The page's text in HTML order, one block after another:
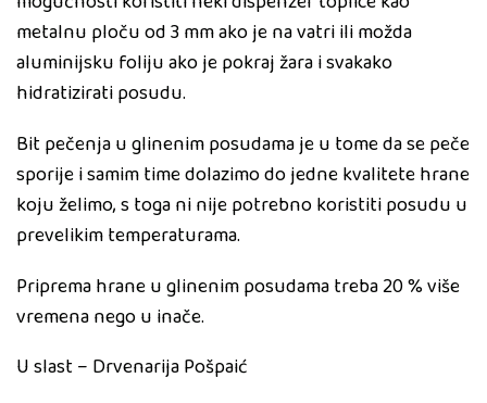
metalnu ploču od 3 mm ako je na vatri ili možda
aluminijsku foliju ako je pokraj žara i svakako
hidratizirati posudu.
Bit pečenja u glinenim posudama je u tome da se peče
sporije i samim time dolazimo do jedne kvalitete hrane
koju želimo, s toga ni nije potrebno koristiti posudu u
prevelikim temperaturama.
Priprema hrane u glinenim posudama treba 20 % više
vremena nego u inače.
U slast – Drvenarija Pošpaić